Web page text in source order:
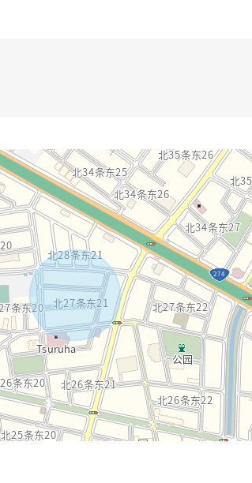
有4个房间，是也在家庭层次推荐的房型。宽敞